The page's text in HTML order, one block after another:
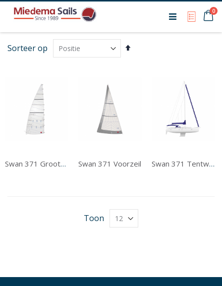
My0
Sorteer op
Van
Swan 371 Grootzeil Swan 371 Voorzeil Swan 371 Tentwerk
Toon